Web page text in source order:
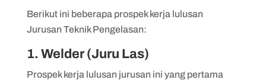
Berikut ini beberapa prospek kerja lulusan
Jurusan Teknik Pengelasan:
1. Welder (Juru Las)
Prospek kerja lulusan jurusan ini yang pertama